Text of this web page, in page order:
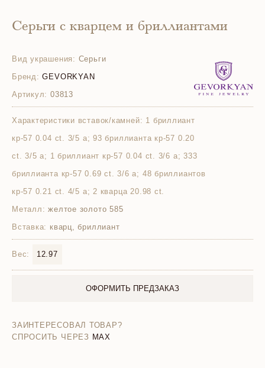
Серьги с кварцем и бриллиантами
Вид украшения: Серьги
Бренд: GEVORKYAN
Артикул: 03813
Характеристики вставок/камней: 1 бриллиант
кр-57 0.04 ct. 3/5 а; 93 бриллианта кр-57 0.20
ct. 3/5 а; 1 бриллиант кр-57 0.04 ct. 3/6 а; 333
бриллианта кр-57 0.69 ct. 3/6 а; 48 бриллиантов
кр-57 0.21 ct. 4/5 а; 2 кварца 20.98 ct.
Металл: желтое золото 585
Вставка: кварц, бриллиант
Вес: 12.97
ОФОРМИТЬ ПРЕДЗАКАЗ
ЗАИНТЕРЕСОВАЛ ТОВАР?
СПРОСИТЬ ЧЕРЕЗ MAX